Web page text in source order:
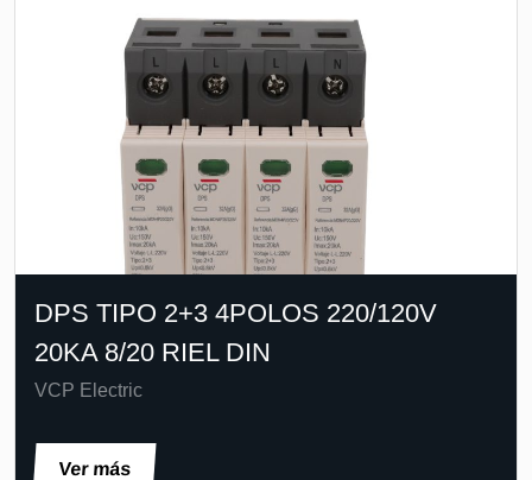
DPS TIPO 2+3 4POLOS 220/120V
20KA 8/20 RIEL DIN
VCP Electric
Ver más